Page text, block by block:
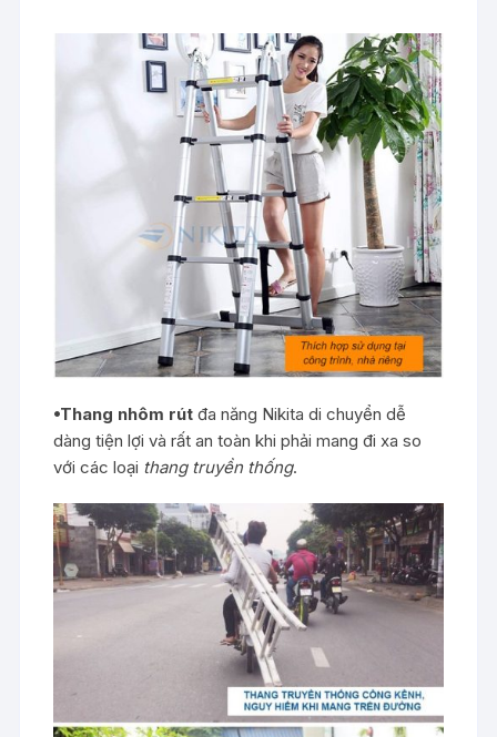
•Thang nhôm rútđa năng Nikita di chuyển dễ
dàng tiện lợi và rất an toàn khi phải mang đi xa so
với các loại thang truyền thống.